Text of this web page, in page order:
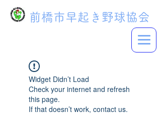
前橋市早起き野球協会
Widget Didn’t Load
Check your internet and refresh
this page.
If that doesn’t work, contact us.